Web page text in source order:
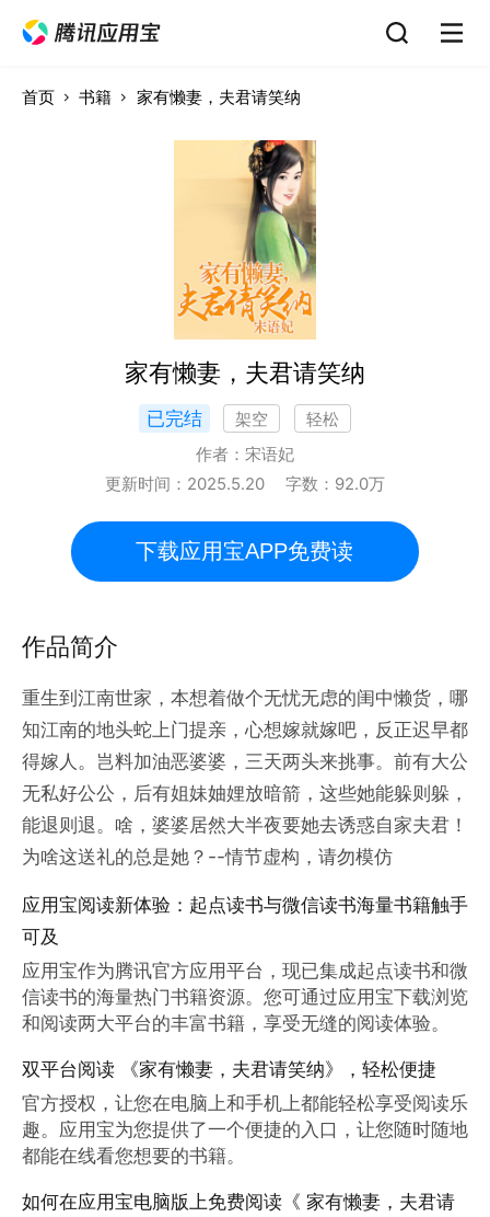
首页 书籍 家有懒妻，夫君请笑纳
家有懒妻，夫君请笑纳
已完结 架空
轻松
作者： 宋语妃
更新时间： 2025.5.20 字数： 92.0万
下载应用宝APP免费读
作品简介
重生到江南世家，本想着做个无忧无虑的闺中懒货，哪
知江南的地头蛇上门提亲，心想嫁就嫁吧，反正迟早都
得嫁人。岂料加油恶婆婆，三天两头来挑事。前有大公
无私好公公，后有姐妹妯娌放暗箭，这些她能躲则躲，
能退则退。啥，婆婆居然大半夜要她去诱惑自家夫君！
为啥这送礼的总是她？--情节虚构，请勿模仿
应用宝阅读新体验：起点读书与微信读书海量书籍触手
可及
应用宝作为腾讯官方应用平台，现已集成起点读书和微
信读书的海量热门书籍资源。您可通过应用宝下载浏览
和阅读两大平台的丰富书籍，享受无缝的阅读体验。
双平台阅读 《家有懒妻，夫君请笑纳》，轻松便捷
官方授权，让您在电脑上和手机上都能轻松享受阅读乐
趣。应用宝为您提供了一个便捷的入口，让您随时随地
都能在线看您想要的书籍。
如何在应用宝电脑版上免费阅读《 家有懒妻，夫君请